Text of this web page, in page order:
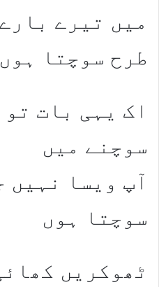
میں تیرے
طرح سوچتا ہوں
اک یہی بات
سوچنے میں
آپ ویسا نہیں
سوچتا ہوں
ٹھوکریں